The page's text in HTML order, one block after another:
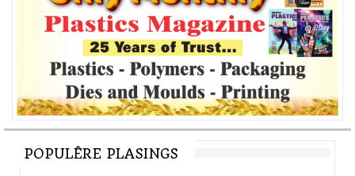
POPULÊRE PLASINGS